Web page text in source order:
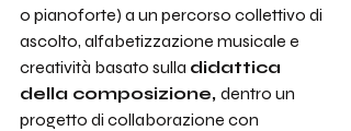
o pianoforte) a un percorso collettivo di
ascolto, alfabetizzazione musicale e
creatività basato sulla didattica
della composizione, dentro un
progetto di collaborazione con